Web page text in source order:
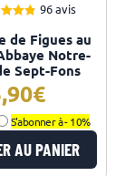
5
96 avis
de Figues au
Notre-
Sept-Fons
S'abonner à -10%
AU PANIER